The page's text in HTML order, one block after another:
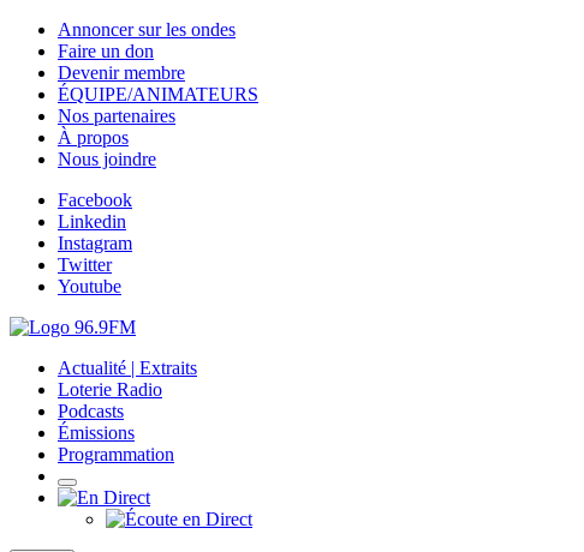
Annoncer sur les ondes
Faire un don
Devenir membre
ÉQUIPE/ANIMATEURS
Nos partenaires
À propos
Nous joindre
Facebook
Linkedin
Instagram
Twitter
Youtube
Actualité | Extraits
Loterie Radio
Podcasts
Émissions
Programmation